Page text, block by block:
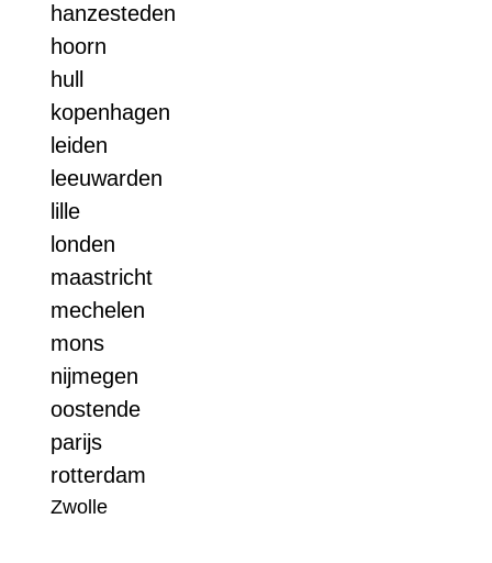
hanzesteden
hoorn
hull
kopenhagen
leiden
leeuwarden
lille
londen
maastricht
mechelen
mons
nijmegen
oostende
parijs
rotterdam
Zwolle